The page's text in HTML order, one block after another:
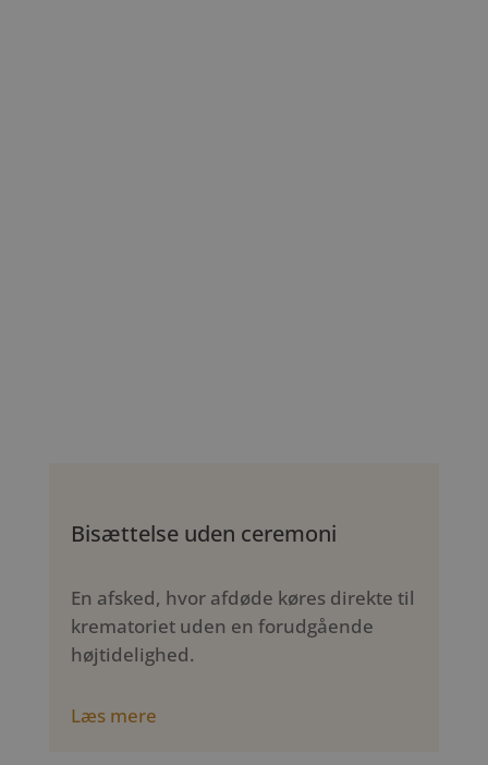
Bisættelse uden ceremoni
En afsked, hvor afdøde køres direkte til
krematoriet uden en forudgående
højtidelighed.
Læs mere